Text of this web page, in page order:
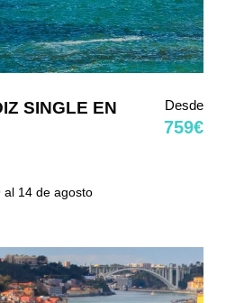
SINGLE EN
Desde
759€
al 14 de agosto